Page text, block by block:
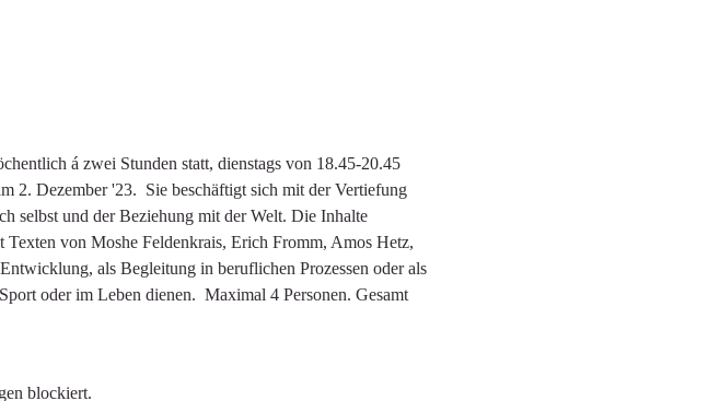
á zwei Stunden statt, dienstags von 18.45-20.45
2. Dezember '23.  Sie beschäftigt sich mit der Vertiefung
selbst und der Beziehung mit der Welt. Die Inhalte
von Moshe Feldenkrais, Erich Fromm, Amos Hetz,
als Begleitung in beruflichen Prozessen oder als
oder im Leben dienen.  Maximal 4 Personen. Gesamt
blockiert.